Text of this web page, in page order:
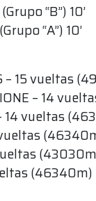
“B”) 10’
“A”) 10’
– 15 vueltas
– 14
14 vueltas
vueltas